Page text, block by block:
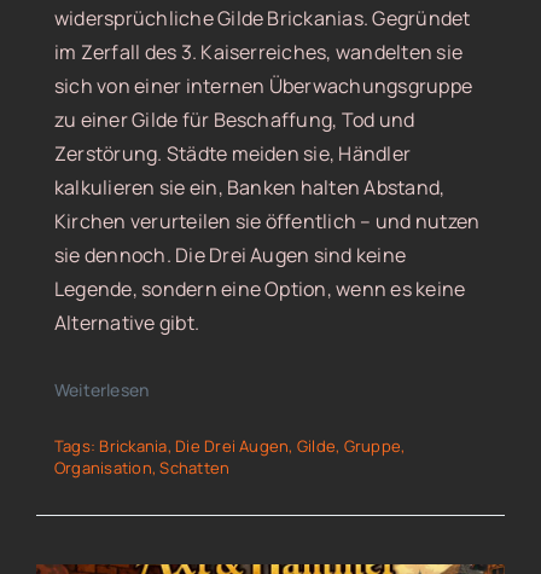
widersprüchliche Gilde Brickanias. Gegründet
im Zerfall des 3. Kaiserreiches, wandelten sie
sich von einer internen Überwachungsgruppe
zu einer Gilde für Beschaffung, Tod und
Zerstörung. Städte meiden sie, Händler
kalkulieren sie ein, Banken halten Abstand,
Kirchen verurteilen sie öffentlich – und nutzen
sie dennoch. Die Drei Augen sind keine
Legende, sondern eine Option, wenn es keine
Alternative gibt.
Weiterlesen
Tags: Brickania, Die Drei Augen, Gilde, Gruppe,
Organisation,Schatten